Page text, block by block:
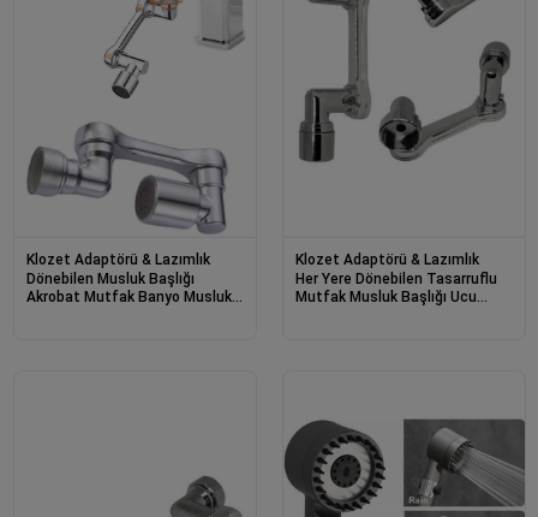
Klozet Adaptörü & Lazımlık
Dönebilen Musluk Başlığı
Akrobat Mutfak Banyo Musluk
Klozet Adaptörü & Lazımlık
Her Yere Dönebilen Tasarruflu
Mutfak Musluk Başlığı Ucu